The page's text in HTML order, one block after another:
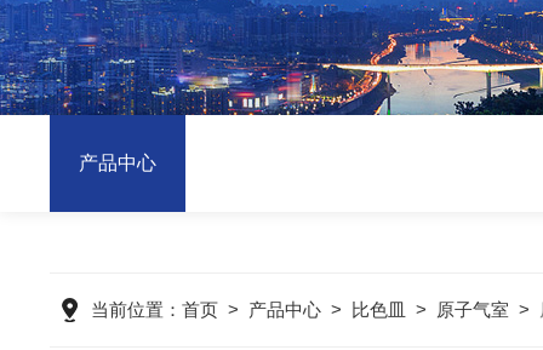
产品中心
当前位置： 首页> 产品中心> 比色皿 > 原子气室 >